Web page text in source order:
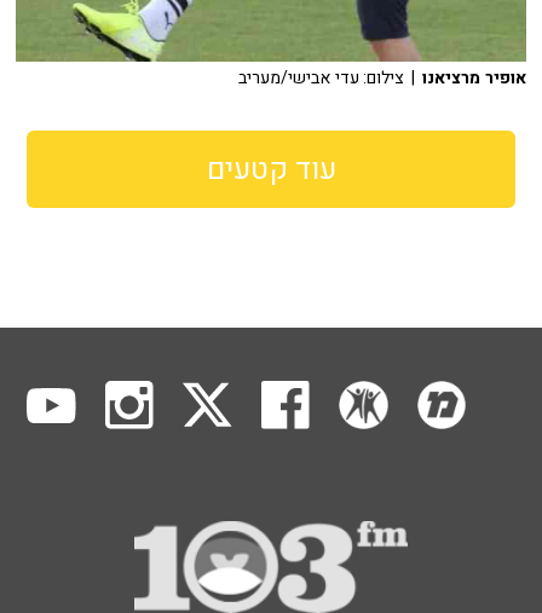
אופיר מרציאנו | צילום: עדי אבישי/מעריב
עוד קטעים